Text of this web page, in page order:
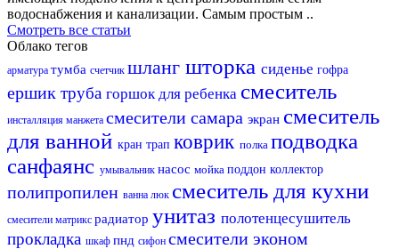
водоснабжения и канализации. Самым простым ..
Смотреть все статьи
Облако тегов
арматура тумба счетчик шланг шторка сиденье гофра
ершик труба горшок для ребенка смеситель
инсталляция манжета смесители самара экран смеситель
для ванной кран трап коврик полка подводка
санфаянс умывальник насос мойка поддон коллектор
полипропилен ванна люк смеситель для кухни
смесители матрикс радиатор унитаз полотенцесушитель
прокладка шкаф пнд сифон смесители эконом